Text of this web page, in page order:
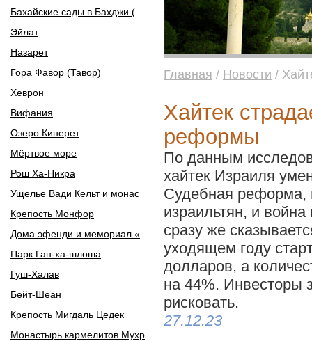
Бахайские сады в Бахджи (
Эйлат
Назарет
Гора Фавор (Тавор)
Хеврон
Вифания
Озеро Кинерет
Мёртвое море
Рош Ха-Никра
Ущелье Вади Кельт и монас
Крепость Монфор
Дома эфенди и мемориал «
Парк Ган-ха-шлоша
Гуш-Халав
Бейт-Шеан
Крепость Мигдаль Цедек
Монастырь кармелитов Мухр
Главная / Новости /
Хайтек
реформы
По данным
хайтек Израиля
Судебная реформа,
израильтян, и
сразу же
уходящем году
долларов, а
на 44%. Инвесторы
рисковать.
27.12.23